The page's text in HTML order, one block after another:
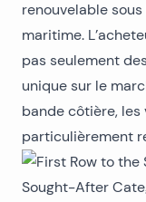
renouvelable
maritime.
pas seulement
unique sur le
bande côtière, les
particulièrement